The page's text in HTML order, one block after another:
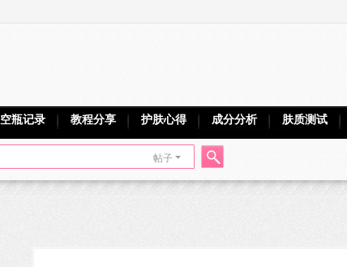
空瓶记录 教程分享 护肤心得 成分分析 肤质测试
帖子
搜